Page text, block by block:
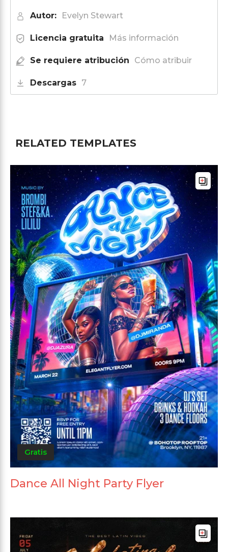
Autor: Evelyn Stewart
Licencia gratuita Más información
Se requiere atribución Cómo atribuir
Descargas 7
RELATED TEMPLATES
Gratis
Dance All Night Party Flyer